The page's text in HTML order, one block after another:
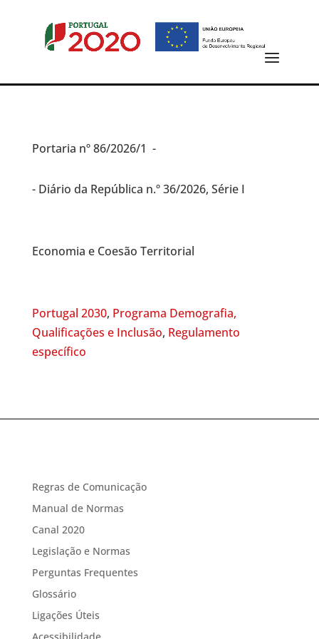
Portaria nº 86/2026/1 -
- Diário da República n.º 36/2026, Série I
Economia e Coesão Territorial
Portugal 2030, Programa Demografia,
Qualificações e Inclusão, Regulamento
específico
Regras de Comunicação
Manual de Normas
Canal 2020
Legislação e Normas
Perguntas Frequentes
Glossário
Ligações Úteis